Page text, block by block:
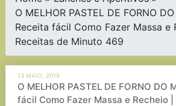
O MELHOR PASTEL DE FORNO
Receita fácil Como Fazer Massa e
Receitas de Minuto 469
13 MAIO, 2019
O MELHOR PASTEL DE FORNO DO
fácil Como Fazer Massa e Recheio